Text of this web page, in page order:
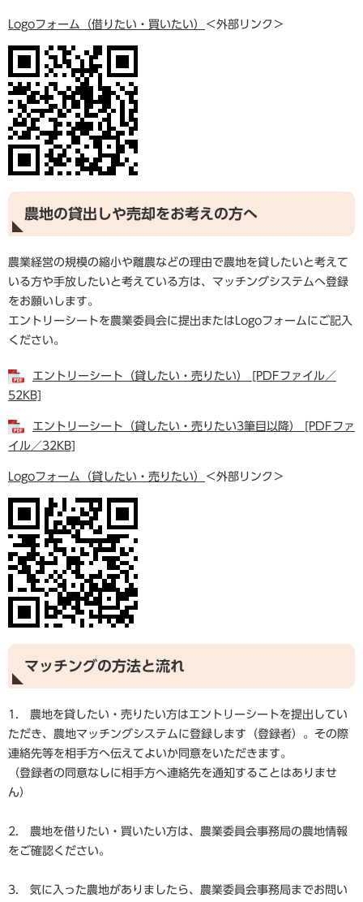
Logoフォーム（借りたい・買いたい） ＜外部リンク＞
農地の貸出しや売却をお考えの方へ
農業経営の規模の縮小や離農などの理由で農地を貸したいと考えて
いる方や手放したいと考えている方は、マッチングシステムへ登録
をお願いします。
エントリーシートを農業委員会に提出またはLogoフォームにご記入
ください。
エントリーシート（貸したい・売りたい） [PDFファイル／
52KB]
エントリーシート（貸したい・売りたい3筆目以降） [PDFファ
イル／32KB]
Logoフォーム（貸したい・売りたい） ＜外部リンク＞
マッチングの方法と流れ
1. 農地を貸したい・売りたい方はエントリーシートを提出してい
ただき、農地マッチングシステムに登録します（登録者）。その際
連絡先等を相手方へ伝えてよいか同意をいただきます。
（登録者の同意なしに相手方へ連絡先を通知することはありませ
ん）
2. 農地を借りたい・買いたい方は、農業委員会事務局の農地情報
をご確認ください。
3. 気に入った農地がありましたら、農業委員会事務局までお問い